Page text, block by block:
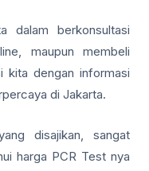
dalam berkonsultasi
maupun membeli
kita dengan informasi
di Jakarta.
disajikan, sangat
harga PCR Test nya